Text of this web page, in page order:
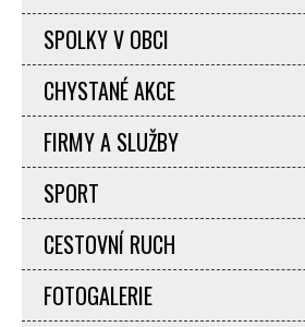
SPOLKY V OBCI
CHYSTANÉ AKCE
FIRMY A SLUŽBY
SPORT
CESTOVNÍ RUCH
FOTOGALERIE